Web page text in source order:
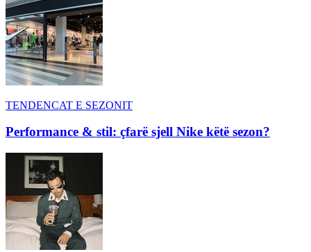
TENDENCAT E SEZONIT
Performance & stil: çfarë sjell Nike këtë sezon?